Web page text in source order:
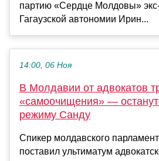
партию «Сердце Молдовы»
Гагаузской автономии Ирин...
14:00, 06 Ноя
В Молдавии от адвокатов
«самоочищения» —
режиму Санду
Спикер молдавского
поставил ультиматум